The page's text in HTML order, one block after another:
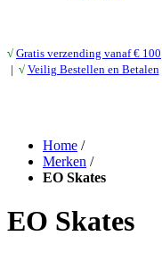
√ Gratis verzending vanaf € 100
| √ Veilig Bestellen en Betalen
Home /
Merken /
EO Skates
EO Skates